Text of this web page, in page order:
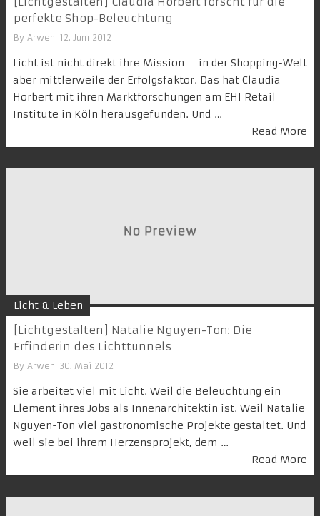
perfekte Shop-Beleuchtung
By Arwen 12. Juni 2012
Licht ist nicht direkt ihre Mission – in der Shopping-Welt
aber mittlerweile der Erfolgsfaktor. Das hat Claudia
Horbert mit ihren Marktforschungen am EHI Retail
Institute in Köln herausgefunden. Und …
Read More
Licht & Leben
[Lichtgestalten] Natalie Nguyen-Ton: Die
Erfinderin des Lichttunnels
By Arwen 30. Mai 2012
Sie arbeitet viel mit Licht. Weil die Beleuchtung ein
Element ihres Jobs als Innenarchitektin ist. Weil Natalie
Nguyen-Ton viel gastronomische Projekte gestaltet. Und
weil sie bei ihrem Herzensprojekt, dem …
Read More